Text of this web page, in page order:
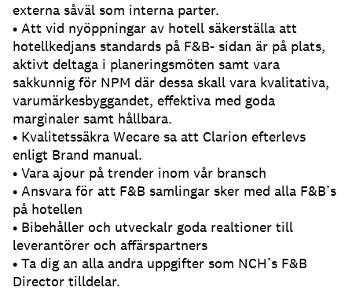
externa såväl som interna parter.
• Att vid nyöppningar av hotell säkerställa att
hotellkedjans standards på F&B- sidan är på plats,
aktivt deltaga i planeringsmöten samt vara
sakkunnig för NPM där dessa skall vara kvalitativa,
varumärkesbyggandet, effektiva med goda
marginaler samt hållbara.
• Kvalitetssäkra Wecare sa att Clarion efterlevs
enligt Brand manual.
• Vara ajour på trender inom vår bransch
• Ansvara för att F&B samlingar sker med alla F&B’s
på hotellen
• Bibehåller och utveckalr goda realtioner till
leverantörer och affärspartners
• Ta dig an alla andra uppgifter som NCH’s F&B
Director tilldelar.